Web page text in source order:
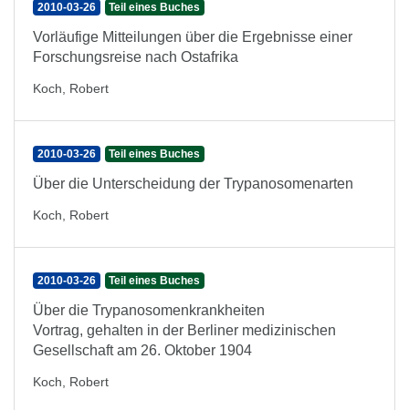
2010-03-26 Teil eines Buches
Vorläufige Mitteilungen über die Ergebnisse einer
Forschungsreise nach Ostafrika
Koch, Robert
2010-03-26 Teil eines Buches
Über die Unterscheidung der Trypanosomenarten
Koch, Robert
2010-03-26 Teil eines Buches
Über die Trypanosomenkrankheiten
Vortrag, gehalten in der Berliner medizinischen
Gesellschaft am 26. Oktober 1904
Koch, Robert